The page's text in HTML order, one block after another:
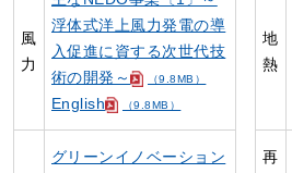
風
力
浮体式洋上風力発電の導
入促進に資する次世代技
術の開発～
（9.8MB）
English （9.8MB）
地
熱
グリーンイノベーション
再